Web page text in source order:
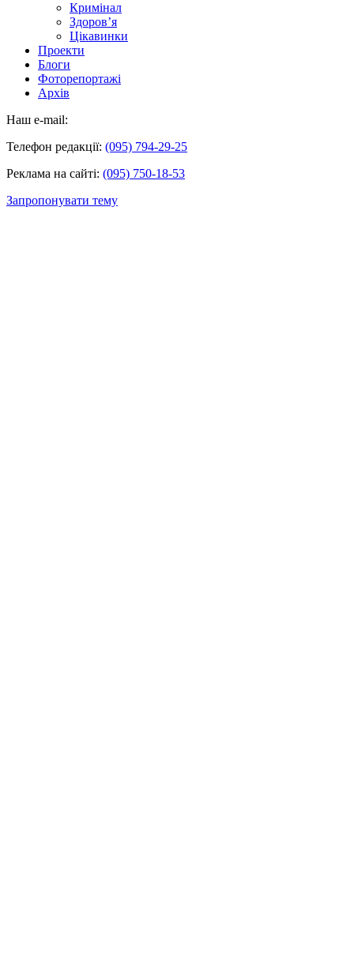
Кримінал
Здоров’я
Цікавинки
Проекти
Блоги
Фоторепортажі
Архів
Наш e-mail:
Телефон редакції: (095) 794-29-25
Реклама на сайті: (095) 750-18-53
Запропонувати тему